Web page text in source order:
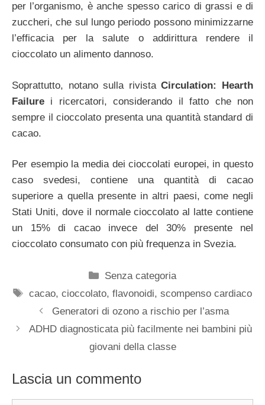
per l’organismo, è anche spesso carico di grassi e di
zuccheri, che sul lungo periodo possono minimizzarne
l’efficacia per la salute o addirittura rendere il
cioccolato un alimento dannoso.
Soprattutto, notano sulla rivistaCirculation: Hearth
Failure i ricercatori, considerando il fatto che non
sempre il cioccolato presenta una quantità standard di
cacao.
Per esempio la media dei cioccolati europei, in questo
caso svedesi, contiene una quantità di cacao
superiore a quella presente in altri paesi, come negli
Stati Uniti, dove il normale cioccolato al latte contiene
un 15% di cacao invece del 30% presente nel
cioccolato consumato con più frequenza in Svezia.
Categorie
Senza categoria
Tag
cacao,cioccolato,flavonoidi,scompenso cardiaco
Generatori di ozono a rischio per l’asma
ADHD diagnosticata più facilmente nei bambini più
giovani della classe
Lascia un commento